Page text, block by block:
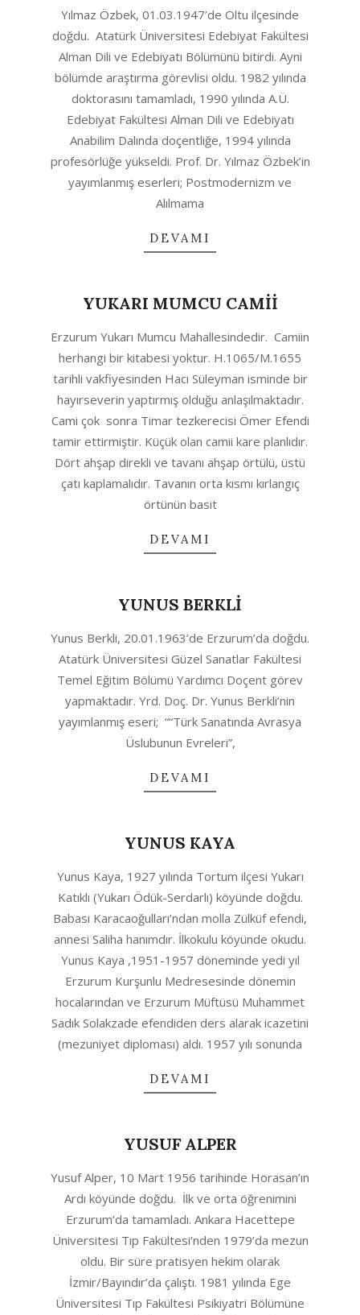
04-
23
Yılmaz Özbek, 01.03.1947’de Oltu ilçesinde
doğdu. Atatürk Üniversitesi Edebiyat Fakültesi
Alman Dili ve Edebiyatı Bölümünü bitirdi. Ayni
bölümde araştırma görevlisi oldu. 1982 yılında
doktorasını tamamladı, 1990 yılında A.Ü.
Edebiyat Fakültesi Alman Dili ve Edebiyatı
Anabilim Dalında doçentliğe, 1994 yılında
profesörlüğe yükseldi. Prof. Dr. Yılmaz Özbek’in
yayımlanmış eserleri; Postmodernizm ve
Alılmama
DEVAMI
YUKARI MUMCU CAMİİ
04-
23
Erzurum Yukarı Mumcu Mahallesindedir. Camiin
herhangi bir kitabesi yoktur. H.1065/M.1655
tarihli vakfiyesinden Hacı Süleyman isminde bir
hayırseverin yaptırmış olduğu anlaşılmaktadır.
Cami çok sonra Timar tezkerecisi Ömer Efendi
tamir ettirmiştir. Küçük olan camii kare planlıdır.
Dört ahşap direkli ve tavanı ahşap örtülü, üstü
çatı kaplamalıdır. Tavanın orta kısmı kırlangıç
örtünün basit
DEVAMI
YUNUS BERKLİ
04-
23
Yunus Berkli, 20.01.1963’de Erzurum’da doğdu.
Atatürk Üniversitesi Güzel Sanatlar Fakültesi
Temel Eğitim Bölümü Yardımcı Doçent görev
yapmaktadır. Yrd. Doç. Dr. Yunus Berkli’nin
yayımlanmış eseri; ““Türk Sanatında Avrasya
Üslubunun Evreleri”,
DEVAMI
YUNUS KAYA
04-
23
Yunus Kaya, 1927 yılında Tortum ilçesi Yukarı
Katıklı (Yukarı Ödük-Serdarlı) köyünde doğdu.
Babası Karacaoğulları’ndan molla Zülküf efendi,
annesi Saliha hanımdır. İlkokulu köyünde okudu.
Yunus Kaya ,1951-1957 döneminde yedi yıl
Erzurum Kurşunlu Medresesinde dönemin
hocalarından ve Erzurum Müftüsü Muhammet
Sadık Solakzade efendiden ders alarak icazetini
(mezuniyet diploması) aldı. 1957 yılı sonunda
DEVAMI
YUSUF ALPER
04-
Yusuf Alper, 10 Mart 1956 tarihinde Horasan’ın
Ardı köyünde doğdu. İlk ve orta öğrenimini
Erzurum’da tamamladı. Ankara Hacettepe
Üniversitesi Tıp Fakültesi’nden 1979’da mezun
oldu. Bir süre pratisyen hekim olarak
İzmir/Bayındır’da çalıştı. 1981 yılında Ege
Üniversitesi Tıp Fakültesi Psikiyatri Bölümüne